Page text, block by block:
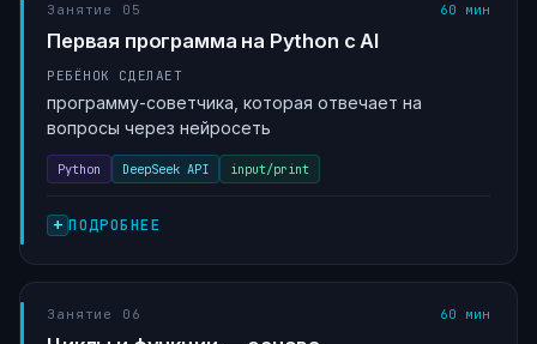
Занятие 05 60 мин
Первая программа на Python с AI
РЕБЁНОК СДЕЛАЕТ
программу-советчика, которая отвечает на
вопросы через нейросеть
Python DeepSeek API input/print
ПОДРОБНЕЕ
Занятие 06 60 мин